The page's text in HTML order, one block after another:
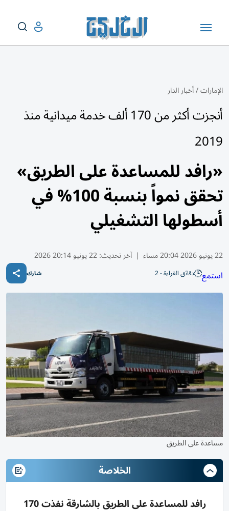
الإمارات/أخبار الدار
أنجزت أكثر من 170 ألف خدمة ميدانية منذ
2019
«رافد للمساعدة على الطريق»
تحقق نمواً بنسبة 100% في
أسطولها التشغيلي
22 يونيو 2026 20:04 مساء | آخر تحديث:22 يونيو 20:14 2026
استمع دقائق القراءة - 2 شارك
مساعدة على الطريق
الخلاصة
رافد للمساعدة على الطريق بالشارقة نفذت 170